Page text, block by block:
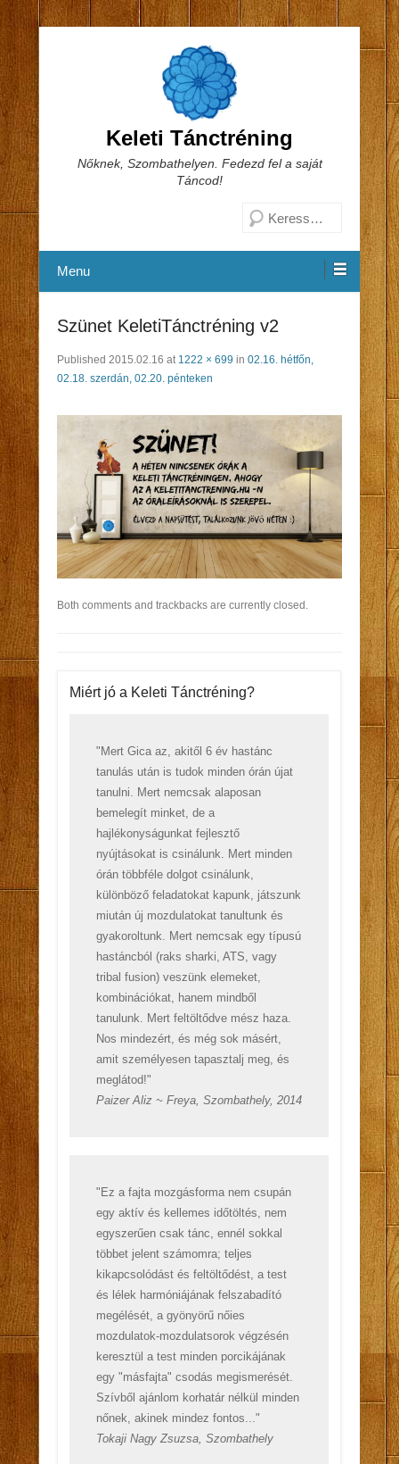
Keleti Tánctréning
Nőknek, Szombathelyen. Fedezd fel a saját
Táncod!
Menu
Szünet KeletiTánctréning v2
Published 2015.02.16 at 1222 × 699 in 02.16. hétfőn,
02.18. szerdán, 02.20. pénteken
Both comments and trackbacks are currently closed.
Miért jó a Keleti Tánctréning?
"Mert Gica az, akitől 6 év hastánc
tanulás után is tudok minden órán újat
tanulni. Mert nemcsak alaposan
bemelegít minket, de a
hajlékonyságunkat fejlesztő
nyújtásokat is csinálunk. Mert minden
órán többféle dolgot csinálunk,
különböző feladatokat kapunk, játszunk
miután új mozdulatokat tanultunk és
gyakoroltunk. Mert nemcsak egy típusú
hastáncból (raks sharki, ATS, vagy
tribal fusion) veszünk elemeket,
kombinációkat, hanem mindből
tanulunk. Mert feltöltődve mész haza.
Nos mindezért, és még sok másért,
amit személyesen tapasztalj meg, és
meglátod!"
Paizer Aliz ~ Freya, Szombathely, 2014
"Ez a fajta mozgásforma nem csupán
egy aktív és kellemes időtöltés, nem
egyszerűen csak tánc, ennél sokkal
többet jelent számomra; teljes
kikapcsolódást és feltöltődést, a test
és lélek harmóniájának felszabadító
megélését, a gyönyörű nőies
mozdulatok-mozdulatsorok végzésén
keresztül a test minden porcikájának
egy "másfajta" csodás megismerését.
Szívből ajánlom korhatár nélkül minden
nőnek, akinek mindez fontos..."
Tokaji Nagy Zsuzsa, Szombathely